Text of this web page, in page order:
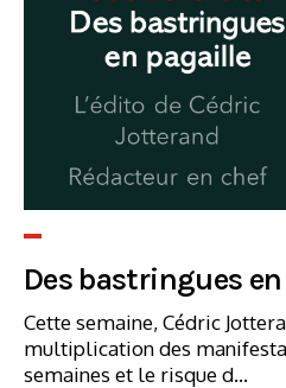
Des bastringues
Cette semaine, Cédric
multiplication des
semaines et le risque d...